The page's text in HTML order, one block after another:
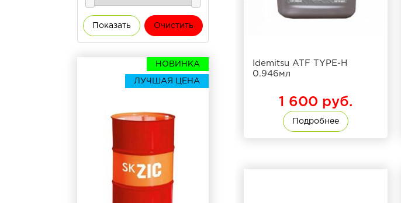
Показать Очистить
НОВИНКА
ЛУЧШАЯ ЦЕНА
Idemitsu ATF TYPE-H
0.946мл
1 600 руб.
Подробнее